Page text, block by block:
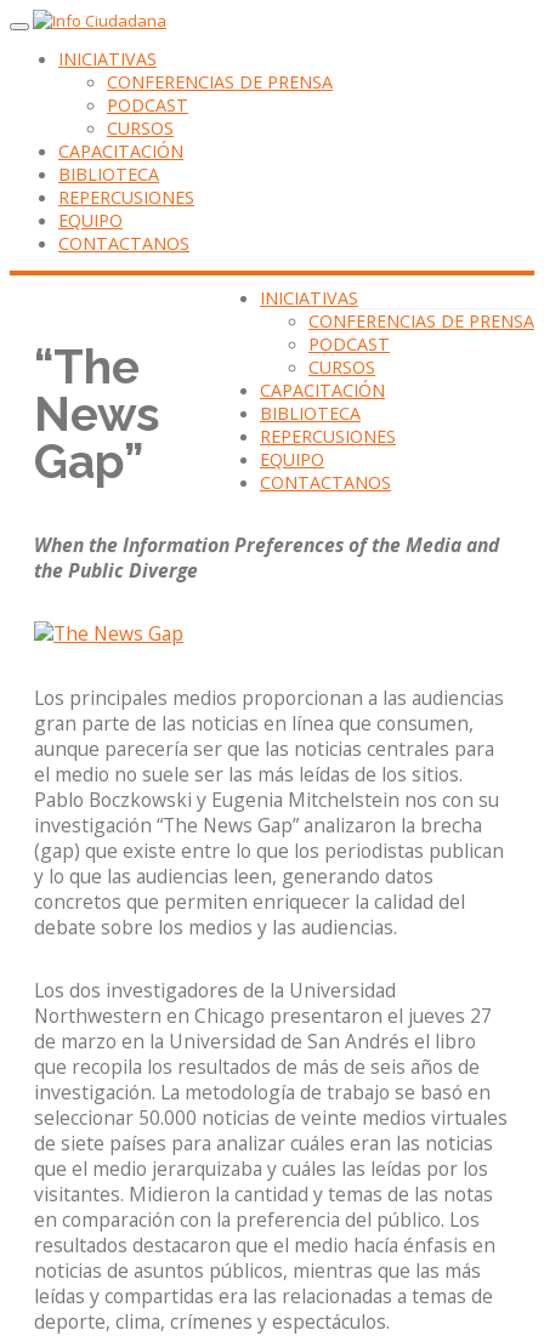
INICIATIVAS
CONFERENCIAS DE PRENSA
PODCAST
CURSOS
CAPACITACIÓN
BIBLIOTECA
REPERCUSIONES
EQUIPO
CONTACTANOS
INICIATIVAS
CONFERENCIAS DE PRENSA
PODCAST
CURSOS
CAPACITACIÓN
BIBLIOTECA
REPERCUSIONES
EQUIPO
CONTACTANOS
“The
News
Gap”
When the Information Preferences of the Media and
the Public Diverge
Los principales medios proporcionan a las audiencias
gran parte de las noticias en línea que consumen,
aunque parecería ser que las noticias centrales para
el medio no suele ser las más leídas de los sitios.
Pablo Boczkowski y Eugenia Mitchelstein nos con su
investigación “The News Gap” analizaron la brecha
(gap) que existe entre lo que los periodistas publican
y lo que las audiencias leen, generando datos
concretos que permiten enriquecer la calidad del
debate sobre los medios y las audiencias.
Los dos investigadores de la Universidad
Northwestern en Chicago presentaron el jueves 27
de marzo en la Universidad de San Andrés el libro
que recopila los resultados de más de seis años de
investigación. La metodología de trabajo se basó en
seleccionar 50.000 noticias de veinte medios virtuales
de siete países para analizar cuáles eran las noticias
que el medio jerarquizaba y cuáles las leídas por los
visitantes. Midieron la cantidad y temas de las notas
en comparación con la preferencia del público. Los
resultados destacaron que el medio hacía énfasis en
noticias de asuntos públicos, mientras que las más
leídas y compartidas era las relacionadas a temas de
deporte, clima, crímenes y espectáculos.